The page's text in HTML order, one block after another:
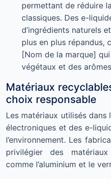
permettant de réduire
classiques. Des e-
d’ingrédients naturels
plus en plus répandus,
[Nom de la marque]
végétaux et des
Matériaux
choix responsable
Les matériaux utilisés
électroniques et des e-
l’environnement. Les
privilégier des
comme l’aluminium et le